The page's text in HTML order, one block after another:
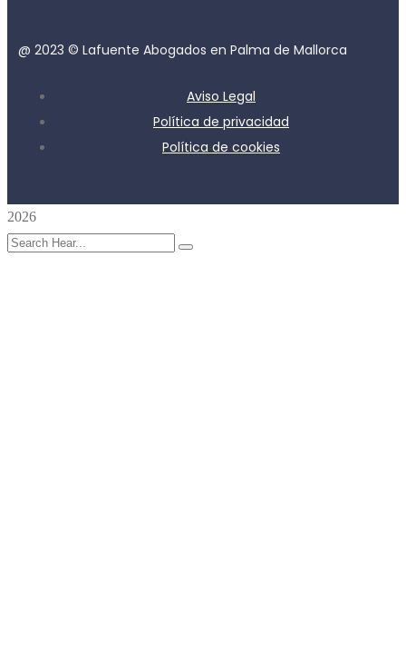
@ 2023 © Lafuente Abogados en Palma de Mallorca
Aviso Legal
Política de privacidad
Política de cookies
2026